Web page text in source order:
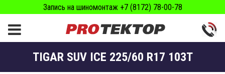
Запись на шиномонтаж +7 (8172) 78-00-78
TIGAR SUV ICE 225/60 R17 103T